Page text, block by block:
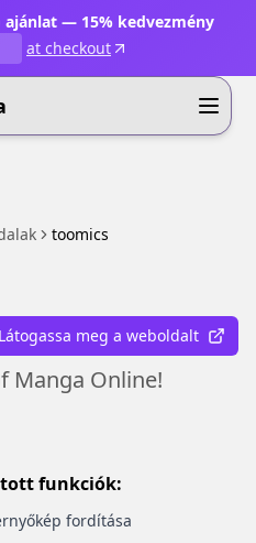
— 15% kedvezmény
at checkout
toomics
Látogassa meg a weboldalt
Manga Online!
funkciók:
fordítása